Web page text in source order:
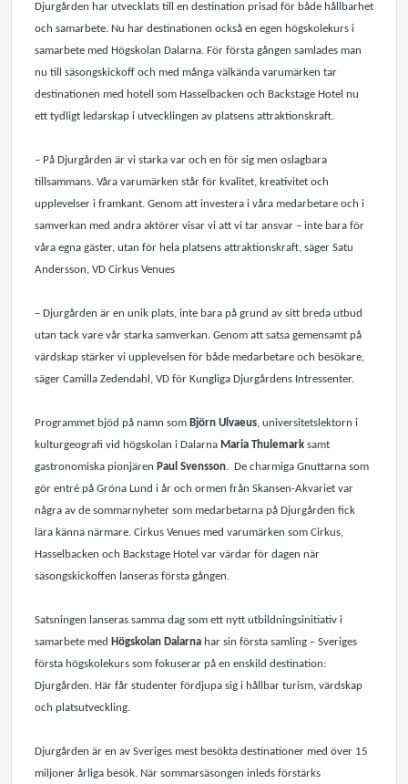
Djurgården har utvecklats till en destination prisad för både hållbarhet
och samarbete. Nu har destinationen också en egen högskolekurs i
samarbete med Högskolan Dalarna. För första gången samlades man
nu till säsongskickoff och med många välkända varumärken tar
destinationen med hotell som Hasselbacken och Backstage Hotel nu
ett tydligt ledarskap i utvecklingen av platsens attraktionskraft.
– På Djurgården är vi starka var och en för sig men oslagbara
tillsammans. Våra varumärken står för kvalitet, kreativitet och
upplevelser i framkant. Genom att investera i våra medarbetare och i
samverkan med andra aktörer visar vi att vi tar ansvar – inte bara för
våra egna gäster, utan för hela platsens attraktionskraft, säger Satu
Andersson, VD Cirkus Venues
– Djurgården är en unik plats, inte bara på grund av sitt breda utbud
utan tack vare vår starka samverkan. Genom att satsa gemensamt på
värdskap stärker vi upplevelsen för både medarbetare och besökare,
säger Camilla Zedendahl, VD för Kungliga Djurgårdens Intressenter.
Programmet bjöd på namn som Björn Ulvaeus, universitetslektorn i
kulturgeografi vid högskolan i Dalarna Maria Thulemark samt
gastronomiska pionjären Paul Svensson. De charmiga Gnuttarna som
gör entré på Gröna Lund i år och ormen från Skansen-Akvariet var
några av de sommarnyheter som medarbetarna på Djurgården fick
lära känna närmare. Cirkus Venues med varumärken som Cirkus,
Hasselbacken och Backstage Hotel var värdar för dagen när
säsongskickoffen lanseras första gången.
Satsningen lanseras samma dag som ett nytt utbildningsinitiativ i
samarbete med Högskolan Dalarna har sin första samling – Sveriges
första högskolekurs som fokuserar på en enskild destination:
Djurgården. Här får studenter fördjupa sig i hållbar turism, värdskap
och platsutveckling.
Djurgården är en av Sveriges mest besökta destinationer med över 15
miljoner årliga besök. När sommarsäsongen inleds förstärks